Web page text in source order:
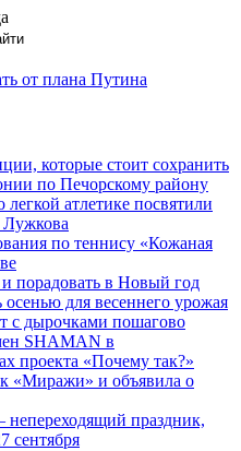
от плана Путина
которые стоит сохранить
по Печорскому району
атлетике посвятили
по теннису «Кожаная
порадовать в Новый год
для весеннего урожая
с дырочками пошагово
SHAMAN в
проекта «Почему так?»
«Миражи» и объявила о
непереходящий праздник,
сентября